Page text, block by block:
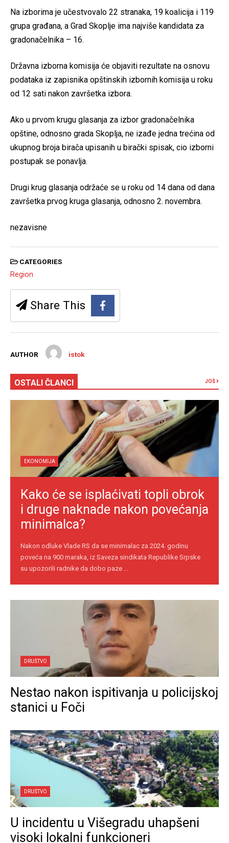
Na izborima je učestvovalo 22 stranaka, 19 koalicija i 119
grupa građana, a Grad Skoplje ima najviše kandidata za
gradonačelnika – 16.
Državna izborna komisija će objaviti rezultate na osnovu
podataka iz zapisnika opštinskih izbornih komisija u roku
od 12 sati nakon završetka izbora.
Ako u prvom krugu glasanja za izbor gradonačelnika
opštine, odnosno grada Skoplja, ne izađe jedna trećina od
ukupnog broja birača upisanih u birački spisak, cio izborni
postupak se ponavlja.
Drugi krug glasanja održaće se u roku od 14 dana od dana
završetka prvog kruga glasanja, odnosno 2. novembra.
nezavisne
CATEGORIES
Region
Share This
AUTHOR istok
OSTALI ČLANCI JOŠ
EKONOMIJA
Kako će se isplaćivati topli obrok
i druge naknade nakon povećanja
minimalca?
Nakon odluke Vlade RS da se minimalac za 2024. godinu
poveća na 900 maraka, iz Saveza sindikata Republike Srpske
su upozorili radnike da dobo paze ...
DRUŠTVO
Nestao nakon ispitivanja u policijskoj
stanici u Foči
DRUŠTVO
U incidentu u Višegradu uhapšeni
visoki lokalni funkcioneri